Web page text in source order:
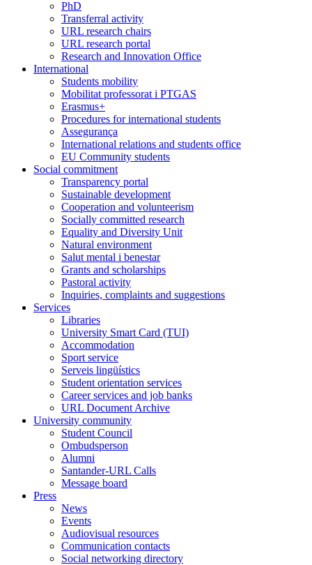
PhD
Transferral activity
URL research chairs
URL research portal
Research and Innovation Office
International
Students mobility
Mobilitat professorat i PTGAS
Erasmus+
Procedures for international students
Assegurança
International relations and students office
EU Community students
Social commitment
Transparency portal
Sustainable development
Cooperation and volunteerism
Socially committed research
Equality and Diversity Unit
Natural environment
Salut mental i benestar
Grants and scholarships
Pastoral activity
Inquiries, complaints and suggestions
Services
Libraries
University Smart Card (TUI)
Accommodation
Sport service
Serveis lingüístics
Student orientation services
Career services and job banks
URL Document Archive
University community
Student Council
Ombudsperson
Alumni
Santander-URL Calls
Message board
Press
News
Events
Audiovisual resources
Communication contacts
Social networking directory